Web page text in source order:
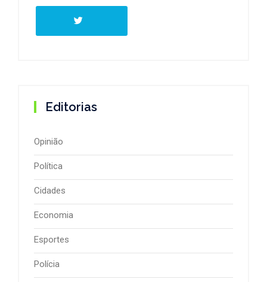
Editorias
Opinião
Política
Cidades
Economia
Esportes
Polícia